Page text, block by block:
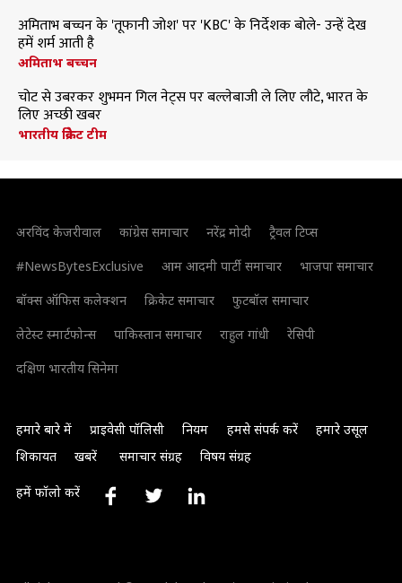
अमिताभ बच्चन के 'तूफानी जोश' पर 'KBC' के निर्देशक बोले- उन्हें देख
हमें शर्म आती है
अमिताभ बच्चन
चोट से उबरकर शुभमन गिल नेट्स पर बल्लेबाजी ले लिए लौटे, भारत के
लिए अच्छी खबर
भारतीय क्रिकेट टीम
अरविंद केजरीवाल कांग्रेस समाचार नरेंद्र मोदी
ट्रैवल टिप्स
#NewsBytesExclusive
आम आदमी पार्टी समाचार
भाजपा समाचार
बॉक्स ऑफिस कलेक्शन
क्रिकेट समाचार
फुटबॉल समाचार
लेटेस्ट स्मार्टफोन्स
पाकिस्तान समाचार राहुल गांधी
रेसिपी
दक्षिण भारतीय सिनेमा
हमारे बारे में प्राइवेसी पॉलिसी नियम हमसे संपर्क करें
हमारे उसूल
शिकायत
खबरें समाचार संग्रह विषय संग्रह
हमें फॉलो करें